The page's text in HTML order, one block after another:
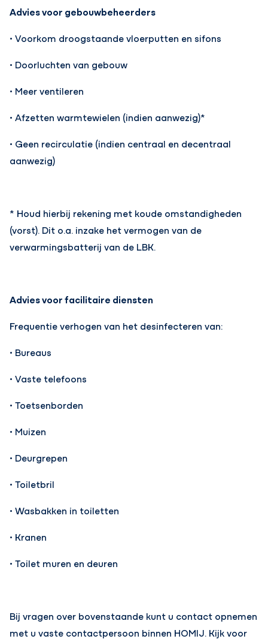
Advies voor gebouwbeheerders
• Voorkom droogstaande vloerputten en sifons
• Doorluchten van gebouw
• Meer ventileren
• Afzetten warmtewielen (indien aanwezig)*
• Geen recirculatie (indien centraal en decentraal
aanwezig)
* Houd hierbij rekening met koude omstandigheden
(vorst). Dit o.a. inzake het vermogen van de
verwarmingsbatterij van de LBK.
Advies voor facilitaire diensten
Frequentie verhogen van het desinfecteren van:
• Bureaus
• Vaste telefoons
• Toetsenborden
• Muizen
• Deurgrepen
• Toiletbril
• Wasbakken in toiletten
• Kranen
• Toilet muren en deuren
Bij vragen over bovenstaande kunt u contact opnemen
met u vaste contactpersoon binnen HOMIJ. Kijk voor